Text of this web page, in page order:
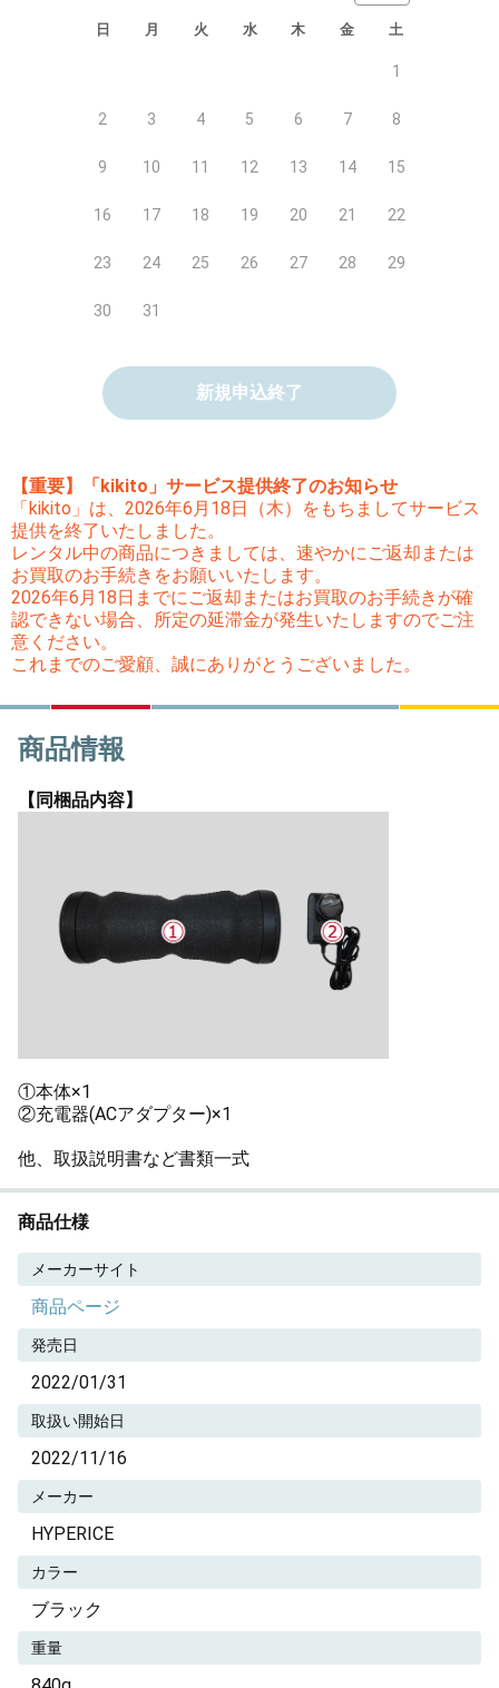
日 月 火 水 木 金 土
1
2 3 4 5 6 7 8
9 10 11 12 13 14 15
16 17 18 19 20 21 22
23 24 25 26 27 28 29
30 31
新規申込終了
【重要】「kikito」サービス提供終了のお知らせ
「kikito」は、2026年6月18日（木）をもちましてサービス
提供を終了いたしました。
レンタル中の商品につきましては、速やかにご返却または
お買取のお手続きをお願いいたします。
2026年6月18日までにご返却またはお買取のお手続きが確
認できない場合、所定の延滞金が発生いたしますのでご注
意ください。
これまでのご愛顧、誠にありがとうございました。
商品情報
【同梱品内容】
①本体×1
②充電器(ACアダプター)×1
他、取扱説明書など書類一式
商品仕様
メーカーサイト
商品ページ
発売日
2022/01/31
取扱い開始日
2022/11/16
メーカー
HYPERICE
カラー
ブラック
重量